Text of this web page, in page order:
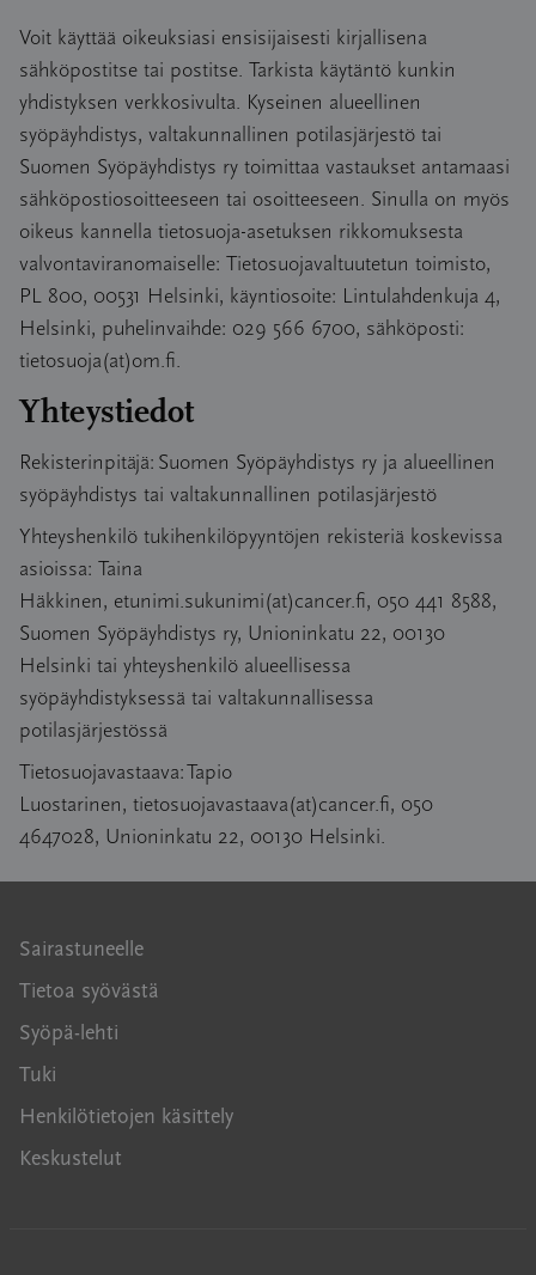
Voit käyttää oikeuksiasi ensisijaisesti kirjallisena
sähköpostitse tai postitse. Tarkista käytäntö kunkin
yhdistyksen verkkosivulta. Kyseinen alueellinen
syöpäyhdistys, valtakunnallinen potilasjärjestö tai
Suomen Syöpäyhdistys ry toimittaa vastaukset antamaasi
sähköpostiosoitteeseen tai osoitteeseen. Sinulla on myös
oikeus kannella tietosuoja-asetuksen rikkomuksesta
valvontaviranomaiselle: Tietosuojavaltuutetun toimisto,
PL 800, 00531 Helsinki, käyntiosoite: Lintulahdenkuja 4,
Helsinki, puhelinvaihde: 029 566 6700, sähköposti:
tietosuoja(at)om.fi.
Yhteystiedot
Rekisterinpitäjä: Suomen Syöpäyhdistys ry ja alueellinen
syöpäyhdistys tai valtakunnallinen potilasjärjestö
Yhteyshenkilö tukihenkilöpyyntöjen rekisteriä koskevissa
asioissa: Taina
Häkkinen, etunimi.sukunimi(at)cancer.fi, 050 441 8588,
Suomen Syöpäyhdistys ry, Unioninkatu 22, 00130
Helsinki tai yhteyshenkilö alueellisessa
syöpäyhdistyksessä tai valtakunnallisessa
potilasjärjestössä
Tietosuojavastaava: Tapio
Luostarinen, tietosuojavastaava(at)cancer.fi, 050
4647028, Unioninkatu 22, 00130 Helsinki.
Sairastuneelle
Tietoa syövästä
Syöpä-lehti
Tuki
Henkilötietojen käsittely
Keskustelut